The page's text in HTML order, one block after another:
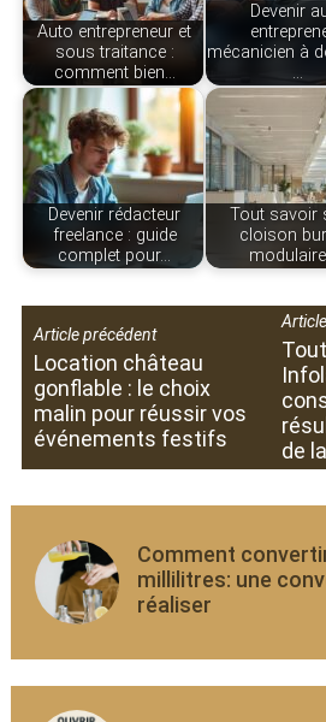
Auto entrepreneur et
sous traitance :
comment bien…
Devenir
mécanicien à
…
Devenir rédacteur
freelance : guide
complet pour…
Tout savoir
cloison
Article précédent
Location château
gonflable : le choix
malin pour réussir vos
événements festifs
de
Comment
millilitres: une
réaliser